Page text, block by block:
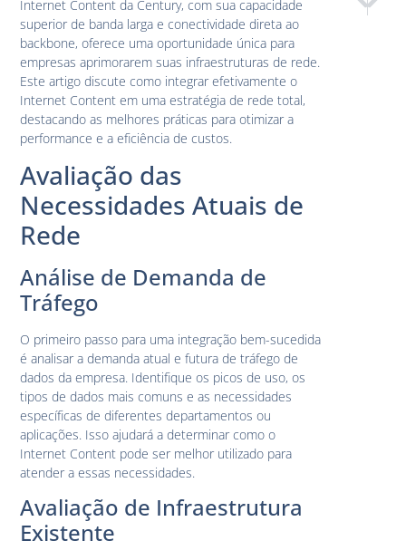
Internet Content da Century, com sua capacidade
superior de banda larga e conectividade direta ao
backbone, oferece uma oportunidade única para
empresas aprimorarem suas infraestruturas de rede.
Este artigo discute como integrar efetivamente o
Internet Content em uma estratégia de rede total,
destacando as melhores práticas para otimizar a
performance e a eficiência de custos.
Avaliação das
Necessidades Atuais de
Rede
Análise de Demanda de
Tráfego
O primeiro passo para uma integração bem-sucedida
é analisar a demanda atual e futura de tráfego de
dados da empresa. Identifique os picos de uso, os
tipos de dados mais comuns e as necessidades
específicas de diferentes departamentos ou
aplicações. Isso ajudará a determinar como o
Internet Content pode ser melhor utilizado para
atender a essas necessidades.
Avaliação de Infraestrutura
Existente